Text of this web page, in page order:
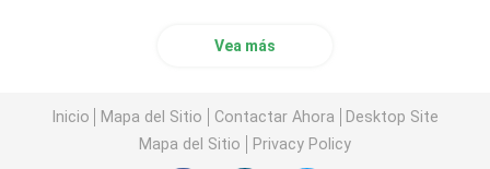
Vea más
Inicio Mapa del Sitio Contactar Ahora
Desktop Site
Mapa del Sitio
Privacy Policy